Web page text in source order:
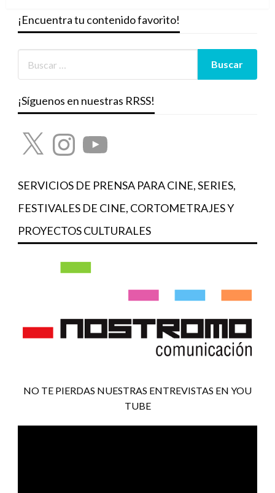
¡Encuentra tu contenido favorito!
¡Síguenos en nuestras RRSS!
X InstagramYouTube
SERVICIOS DE PRENSA PARA CINE, SERIES,
FESTIVALES DE CINE, CORTOMETRAJES Y
PROYECTOS CULTURALES
NO TE PIERDAS NUESTRAS ENTREVISTAS EN YOU
TUBE